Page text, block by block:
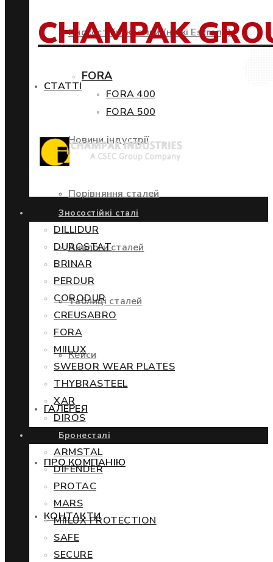
Зносостійкі кромки (ножі Estrong)
СТАТТІ
Новини індустрії
Порівняння сталей
Аналоги сталей
Таблиці сталей
Кейси
ГАЛЕРЕЯ
ПРО КОМПАНІЮ
КОНТАКТИ
CHAMPAK
FORA
FORA 400
FORA 500
Зносостійкі сталі
DILLIDUR
DUROSTAT
BRINAR
PERDUR
CORODUR
CREUSABRO
FORA
MIILUX
SWEBOR WEAR PLATES
THYBRASTEEL
XAR
DIROS
Бронесталі
ARMSTAL
DIFENDER
PROTAC
MARS
MIILUX PROTECTION
SAFE
SECURE